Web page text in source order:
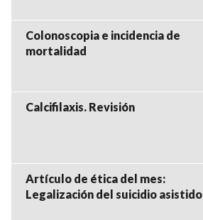
Colonoscopia e incidencia de
mortalidad
Calcifilaxis. Revisión
Artículo de ética del mes:
Legalización del suicidio asistido